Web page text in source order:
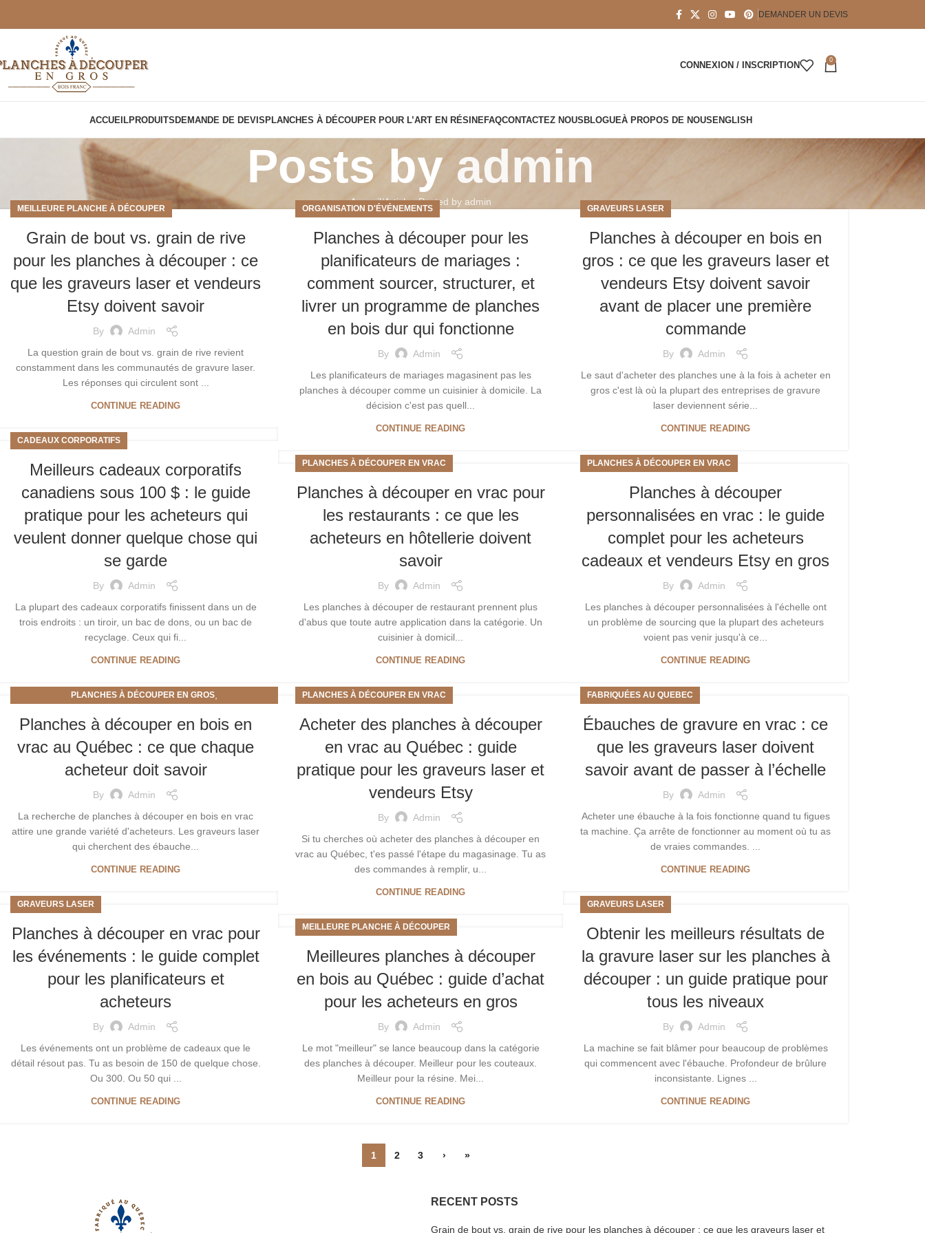
DEMANDER UN DEVIS
CONNEXION / INSCRIPTION
0
ACCUEILPRODUITSDEMANDE DE DEVISPLANCHES À DÉCOUPER POUR L’ART EN RÉSINEFAQCONTACTEZ NOUSBLOGUEÀ PROPOS DE NOUSENGLISH
Posts byadmin
Accueil Articles Posted by admin
MEILLEURE PLANCHE À DÉCOUPER
Grain de bout vs. grain de rive
pour les planches à découper : ce
que les graveurs laser et vendeurs
Etsy doivent savoir
By
Admin
La question grain de bout vs. grain de rive revient
constamment dans les communautés de gravure laser.
Les réponses qui circulent sont ...
CONTINUE READING
ORGANISATION D'ÉVÉNEMENTS
Planches à découper pour les
planificateurs de mariages :
comment sourcer, structurer, et
livrer un programme de planches
en bois dur qui fonctionne
By
Admin
Les planificateurs de mariages magasinent pas les
planches à découper comme un cuisinier à domicile. La
décision c'est pas quell...
CONTINUE READING
GRAVEURS LASER
Planches à découper en bois en
gros : ce que les graveurs laser et
vendeurs Etsy doivent savoir
avant de placer une première
commande
By
Admin
Le saut d'acheter des planches une à la fois à acheter en
gros c'est là où la plupart des entreprises de gravure
laser deviennent série...
CONTINUE READING
CADEAUX CORPORATIFS
Meilleurs cadeaux corporatifs
canadiens sous 100 $ : le guide
pratique pour les acheteurs qui
veulent donner quelque chose qui
se garde
By
Admin
La plupart des cadeaux corporatifs finissent dans un de
trois endroits : un tiroir, un bac de dons, ou un bac de
recyclage. Ceux qui fi...
CONTINUE READING
PLANCHES À DÉCOUPER EN VRAC
Planches à découper en vrac pour
les restaurants : ce que les
acheteurs en hôtellerie doivent
savoir
By
Admin
Les planches à découper de restaurant prennent plus
d'abus que toute autre application dans la catégorie. Un
cuisinier à domicil...
CONTINUE READING
PLANCHES À DÉCOUPER EN VRAC
Planches à découper
personnalisées en vrac : le guide
complet pour les acheteurs
cadeaux et vendeurs Etsy en gros
By
Admin
Les planches à découper personnalisées à l'échelle ont
un problème de sourcing que la plupart des acheteurs
voient pas venir jusqu'à ce...
CONTINUE READING
PLANCHES À DÉCOUPER EN GROS
Planches à découper en bois en
vrac au Québec : ce que chaque
acheteur doit savoir
By
Admin
La recherche de planches à découper en bois en vrac
attire une grande variété d'acheteurs. Les graveurs laser
qui cherchent des ébauche...
CONTINUE READING
PLANCHES À DÉCOUPER EN VRAC
Acheter des planches à découper
en vrac au Québec : guide
pratique pour les graveurs laser et
vendeurs Etsy
By
Admin
Si tu cherches où acheter des planches à découper en
vrac au Québec, t'es passé l'étape du magasinage. Tu as
des commandes à remplir, u...
CONTINUE READING
FABRIQUÉES AU QUEBEC
Ébauches de gravure en vrac : ce
que les graveurs laser doivent
savoir avant de passer à l’échelle
By
Admin
Acheter une ébauche à la fois fonctionne quand tu figues
ta machine. Ça arrête de fonctionner au moment où tu as
de vraies commandes. ...
CONTINUE READING
GRAVEURS LASER
Planches à découper en vrac pour
les événements : le guide complet
pour les planificateurs et
acheteurs
By
Admin
Les événements ont un problème de cadeaux que le
détail résout pas. Tu as besoin de 150 de quelque chose.
Ou 300. Ou 50 qui ...
CONTINUE READING
GRAVEURS LASER
Obtenir les meilleurs résultats de
la gravure laser sur les planches à
découper : un guide pratique pour
tous les niveaux
By
Admin
La machine se fait blâmer pour beaucoup de problèmes
qui commencent avec l'ébauche. Profondeur de brûlure
inconsistante. Lignes ...
CONTINUE READING
MEILLEURE PLANCHE À DÉCOUPER
Meilleures planches à découper
en bois au Québec : guide d’achat
pour les acheteurs en gros
By
Admin
Le mot "meilleur" se lance beaucoup dans la catégorie
des planches à découper. Meilleur pour les couteaux.
Meilleur pour la résine. Mei...
CONTINUE READING
1 2 3 › »
RECENT POSTS
Grain de bout vs. grain de rive pour les planches à découper : ce que les graveurs laser et